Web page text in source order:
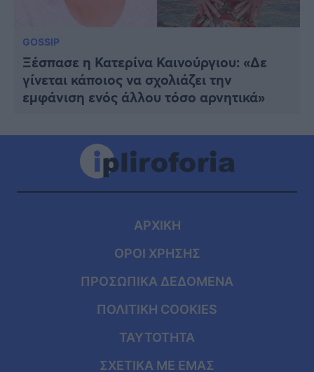
GOSSIP
Ξέσπασε η Κατερίνα Καινούργιου: «Δε
γίνεται κάποιος να σχολιάζει την
εμφάνιση ενός άλλου τόσο αρνητικά»
ΑΡΧΙΚΗ
ΟΡΟΙ ΧΡΗΣΗΣ
ΠΡΟΣΩΠΙΚΑ ΔΕΔΟΜΕΝΑ
ΠΟΛΙΤΙΚΗ COOKIES
ΤΑΥΤΟΤΗΤΑ
ΣΧΕΤΙΚΑ ΜΕ ΕΜΑΣ